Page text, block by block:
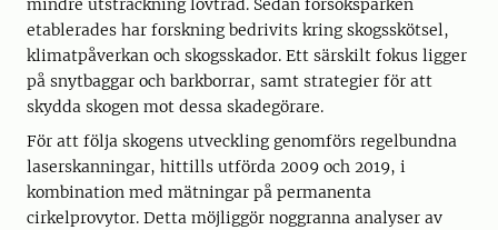
mindre utsträckning lövträd. Sedan försöksparken
etablerades har forskning bedrivits kring skogsskötsel,
klimatpåverkan och skogsskador. Ett särskilt fokus ligger
på snytbaggar och barkborrar, samt strategier för att
skydda skogen mot dessa skadegörare.
För att följa skogens utveckling genomförs regelbundna
laserskanningar, hittills utförda 2009 och 2019, i
kombination med mätningar på permanenta
cirkelprovytor. Detta möjliggör noggranna analyser av